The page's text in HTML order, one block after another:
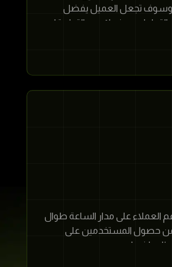
وسوف تجعل العميل يفضل
مع غيرك من التطبيقات
العملاء على مدار الساعة طوال
حصول المستخدمين على
فورا.